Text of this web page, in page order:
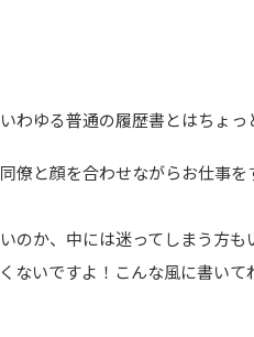
わゆる普通の履歴書とはちょっ
僚と顔を合わせながらお仕事
のか、中には迷ってしまう方も
ないですよ！こんな風に書いて